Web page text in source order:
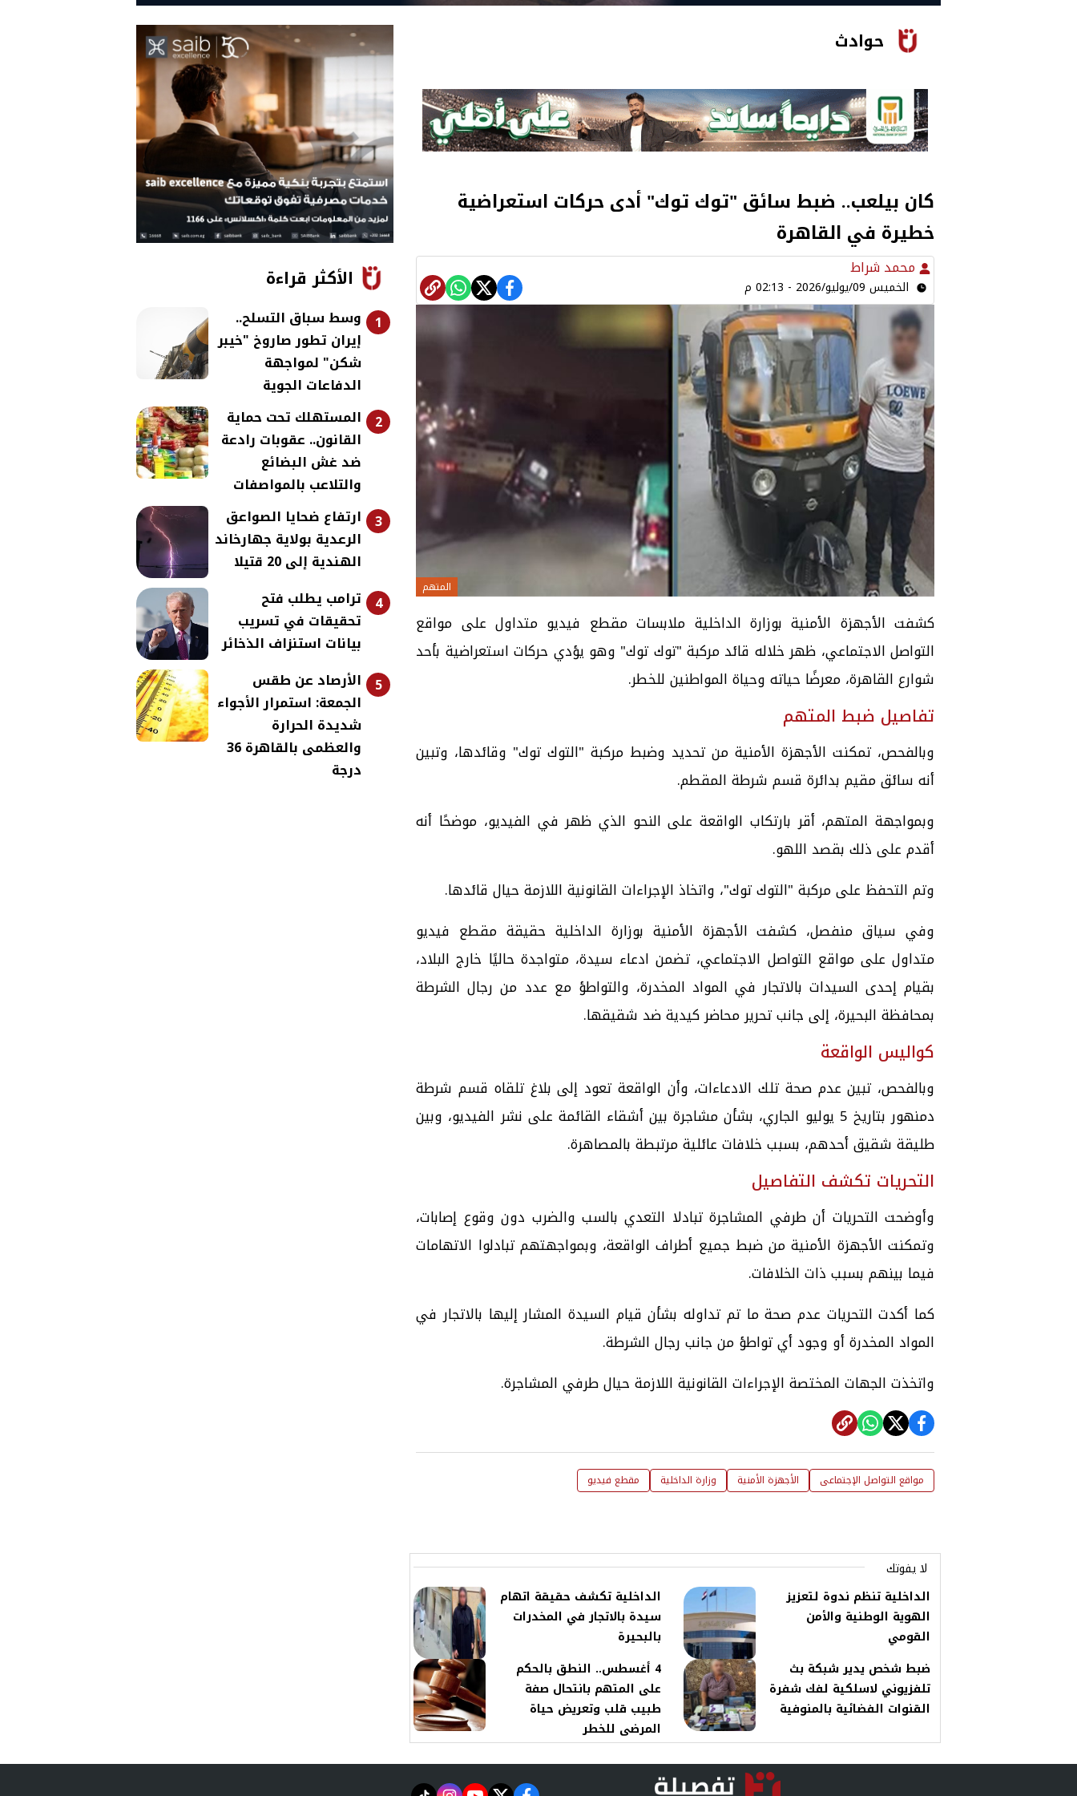
حوادث
كان بيلعب.. ضبط سائق "توك توك" أدى حركات استعراضية
خطيرة في القاهرة
محمد شراط
الخميس 09/يوليو/2026 - 02:13 م
المتهم
كشفت الأجهزة الأمنية بوزارة الداخلية ملابسات مقطع فيديو متداول على مواقع
التواصل الاجتماعي، ظهر خلاله قائد مركبة "توك توك" وهو يؤدي حركات استعراضية بأحد
شوارع القاهرة، معرضًا حياته وحياة المواطنين للخطر.
تفاصيل ضبط المتهم
وبالفحص، تمكنت الأجهزة الأمنية من تحديد وضبط مركبة "التوك توك" وقائدها، وتبين
أنه سائق مقيم بدائرة قسم شرطة المقطم.
وبمواجهة المتهم، أقر بارتكاب الواقعة على النحو الذي ظهر في الفيديو، موضحًا أنه
أقدم على ذلك بقصد اللهو.
وتم التحفظ على مركبة "التوك توك"، واتخاذ الإجراءات القانونية اللازمة حيال قائدها.
وفي سياق منفصل، كشفت الأجهزة الأمنية بوزارة الداخلية حقيقة مقطع فيديو
متداول على مواقع التواصل الاجتماعي، تضمن ادعاء سيدة، متواجدة حاليًا خارج البلاد،
بقيام إحدى السيدات بالاتجار في المواد المخدرة، والتواطؤ مع عدد من رجال الشرطة
بمحافظة البحيرة، إلى جانب تحرير محاضر كيدية ضد شقيقها.
كواليس الواقعة
وبالفحص، تبين عدم صحة تلك الادعاءات، وأن الواقعة تعود إلى بلاغ تلقاه قسم شرطة
دمنهور بتاريخ 5 يوليو الجاري، بشأن مشاجرة بين أشقاء القائمة على نشر الفيديو، وبين
طليقة شقيق أحدهم، بسبب خلافات عائلية مرتبطة بالمصاهرة.
التحريات تكشف التفاصيل
وأوضحت التحريات أن طرفي المشاجرة تبادلا التعدي بالسب والضرب دون وقوع إصابات،
وتمكنت الأجهزة الأمنية من ضبط جميع أطراف الواقعة، وبمواجهتهم تبادلوا الاتهامات
فيما بينهم بسبب ذات الخلافات.
كما أكدت التحريات عدم صحة ما تم تداوله بشأن قيام السيدة المشار إليها بالاتجار في
المواد المخدرة أو وجود أي تواطؤ من جانب رجال الشرطة.
واتخذت الجهات المختصة الإجراءات القانونية اللازمة حيال طرفي المشاجرة.
مواقع التواصل الإجتماعى الأجهزة الأمنية وزارة الداخلية مقطع فيديو
لا يفوتك
الداخلية تنظم ندوة لتعزيز
الهوية الوطنية والأمن
القومي
الداخلية تكشف حقيقة اتهام
سيدة بالاتجار في المخدرات
بالبحيرة
ضبط شخص يدير شبكة بث
تلفزيوني لاسلكية لفك شفرة
القنوات الفضائية بالمنوفية
4 أغسطس.. النطق بالحكم
على المتهم بانتحال صفة
طبيب قلب وتعريض حياة
المرضى للخطر
الأكثر قراءة
1
وسط سباق التسلح..
إيران تطور صاروخ "خيبر
شكن" لمواجهة
الدفاعات الجوية
2
المستهلك تحت حماية
القانون.. عقوبات رادعة
ضد غش البضائع
والتلاعب بالمواصفات
3 ارتفاع ضحايا الصواعق
الرعدية بولاية جهارخاند
الهندية إلى 20 قتيلا
4
ترامب يطلب فتح
تحقيقات في تسريب
بيانات استنزاف الذخائر
5
الأرصاد عن طقس
الجمعة: استمرار الأجواء
شديدة الحرارة
والعظمى بالقاهرة 36
درجة